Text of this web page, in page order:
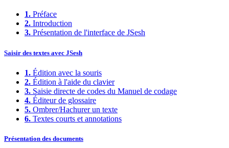
1. Préface
2. Introduction
3. Présentation de l'interface de JSesh
Saisir des textes avec JSesh
1. Édition avec la souris
2. Édition à l'aide du clavier
3. Saisie directe de codes du Manuel de codage
4. Éditeur de glossaire
5. Ombrer/Hachurer un texte
6. Textes courts et annotations
Présentation des documents